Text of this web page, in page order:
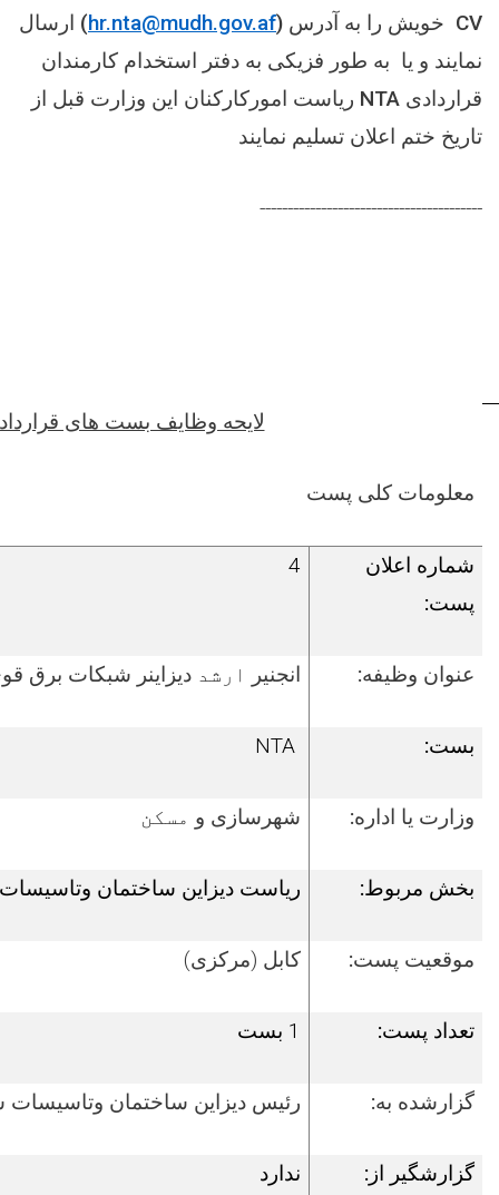
CV خویش را به آدرس (hr.nta@mudh.gov.af) ارسال
نمایند و یا به طور فزیکی به دفتر استخدام کارمندان
قراردادی NTA ریاست امورکارکنان این وزارت قبل از
تاریخ ختم اعلان تسلیم نمایند
----------------------------------------
لایحه وظایف بست های
معلومات کلی پست
شماره اعلان
پست:
4
عنوان وظیفه: انجنیر ارشد دیزاینر شبکات برق
بست: NTA
وزارت یا اداره: شهرسازی و مسکن
بخش مربوط: ریاستدیزاین ساختمان
موقعیت پست: کابل (مرکزی)
تعداد پست: 1 بست
گزارشده به: رئیس دیزاین ساختمان وتاسیسات
گزارش­گیر از: ندارد